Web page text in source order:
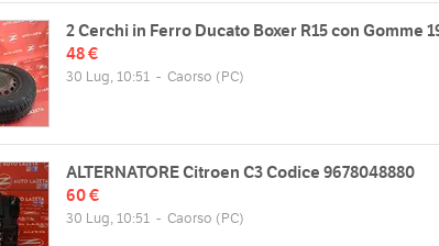
2 Cerchi in Ferro Ducato Boxer R15 con Gomme
48 €
30 Lug, 10:51 - Caorso (PC)
ALTERNATORE Citroen C3 Codice 9678048880
60 €
30 Lug, 10:51 - Caorso (PC)